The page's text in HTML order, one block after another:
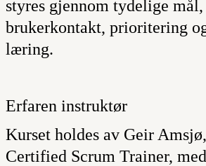
styres gjennom tydelige
brukerkontakt, prioritering
læring.
Erfaren instruktør
Kurset holdes av Geir
Certified Scrum Trainer,